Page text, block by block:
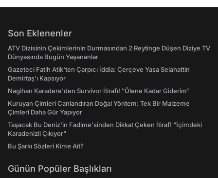
Son Eklenenler
ATV Dizisinin Çekimlerinin Durmasından 2 Reytinge Düşen Diziye TV
Dünyasında Bugün Yaşananlar
Gazeteci Fatih Atik'ten Çarpıcı İddia: Çerçeve Yasa Selahattin
Demirtaş'ı Kapsıyor
Nagihan Karadere'den Survivor İtirafı! "Ölene Kadar Giderim"
Kuruyan Çimleri Canlandıran Doğal Yöntem: Tek Bir Malzeme
Çimleri Daha Gür Yapıyor
Taşacak Bu Deniz'in Fadime'sinden Dikkat Çeken İtiraf! "İçimdeki
Karadenizli Çıkıyor"
Bu Şarkı Sözleri Kime Ait?
Günün Popüler Başlıkları